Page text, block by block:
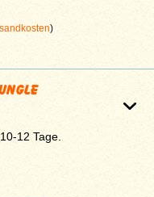
)
12 Tage.